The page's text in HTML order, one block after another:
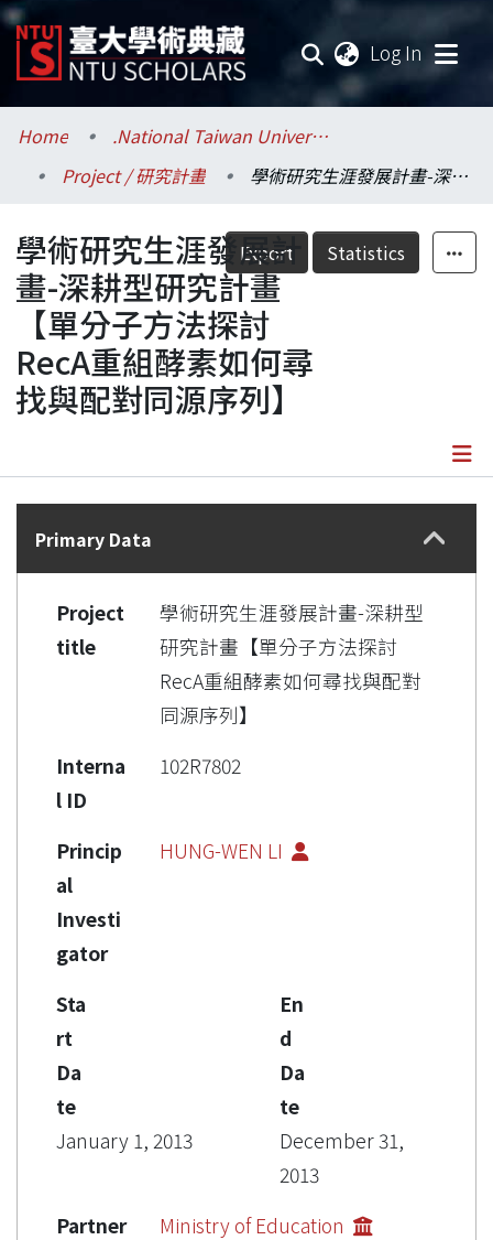
Log In
Communities & Collections
Research Outputs
Fundings & Projects
Researchers
Organizations
Statistics
Home
.National Taiwan University / 國立臺灣大學
Project / 研究計畫
學術研究生涯發展計畫-深耕型研究計畫【單分子方法探討RecA重組酵素如何尋找與配對同源序列】
Export Statistics
學術研究生涯發展計
畫-深耕型研究計畫
【單分子方法探討
RecA重組酵素如何尋
找與配對同源序列】
Details
Primary Data
Project
title
學術研究生涯發展計畫-深耕型
研究計畫【單分子方法探討
RecA重組酵素如何尋找與配對
同源序列】
Interna
l ID
102R7802
Princip
al
Investi
gator
HUNG-WEN LI
Sta
rt
Da
te
January 1, 2013
En
d
Da
te
December 31,
2013
Partner
Ministry of Education